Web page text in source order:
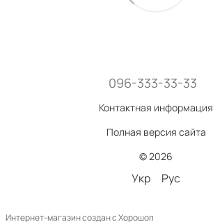
096-333-33-33
Контактная информация
Полная версия сайта
© 2026
Укр Рус
Интернет-магазин создан с Хорошоп